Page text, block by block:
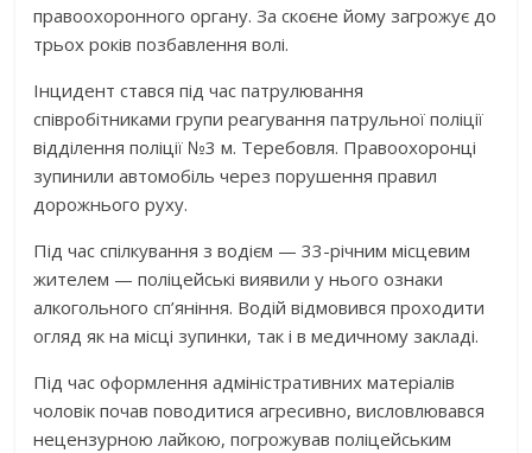
правоохоронного органу. За скоєне йому загрожує до
трьох років позбавлення волі.
Інцидент стався під час патрулювання
співробітниками групи реагування патрульної поліції
відділення поліції №3 м. Теребовля. Правоохоронці
зупинили автомобіль через порушення правил
дорожнього руху.
Під час спілкування з водієм — 33-річним місцевим
жителем — поліцейські виявили у нього ознаки
алкогольного сп’яніння. Водій відмовився проходити
огляд як на місці зупинки, так і в медичному закладі.
Під час оформлення адміністративних матеріалів
чоловік почав поводитися агресивно, висловлювався
нецензурною лайкою, погрожував поліцейським